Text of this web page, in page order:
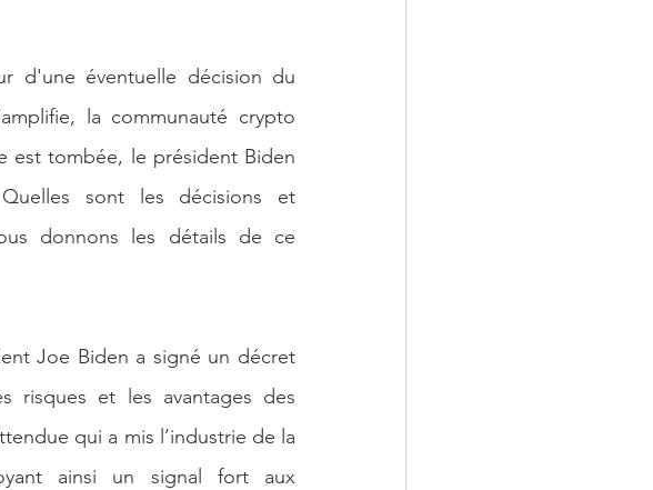
d'une éventuelle décision du
la communauté crypto
est tombée, le président Biden
sont les décisions et
donnons les détails de ce
Joe Biden a signé un décret
risques et les avantages des
qui a mis l’industrie de la
ainsi un signal fort aux